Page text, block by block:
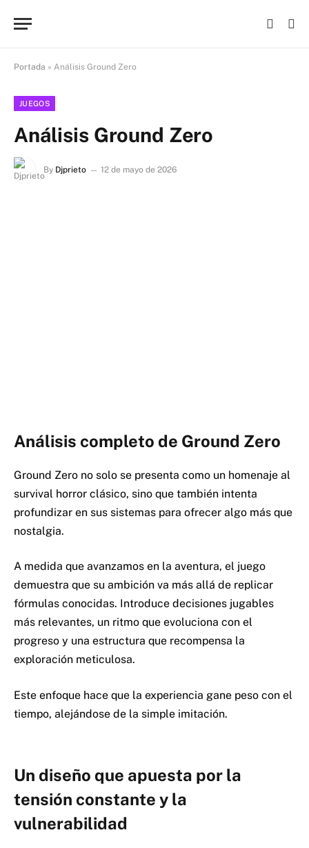
Portada » Análisis Ground Zero
JUEGOS
Análisis Ground Zero
By Djprieto 12 de mayo de 2026
Análisis completo de Ground Zero
Ground Zero no solo se presenta como un homenaje al
survival horror clásico, sino que también intenta
profundizar en sus sistemas para ofrecer algo más que
nostalgia.
A medida que avanzamos en la aventura, el juego
demuestra que su ambición va más allá de replicar
fórmulas conocidas. Introduce decisiones jugables
más relevantes, un ritmo que evoluciona con el
progreso y una estructura que recompensa la
exploración meticulosa.
Este enfoque hace que la experiencia gane peso con el
tiempo, alejándose de la simple imitación.
Un diseño que apuesta por la
tensión constante y la
vulnerabilidad